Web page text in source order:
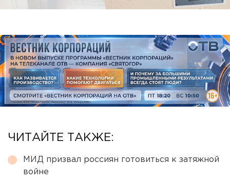
ЧИТАЙТЕ ТАКЖЕ:
МИД призвал россиян готовиться к затяжной
войне